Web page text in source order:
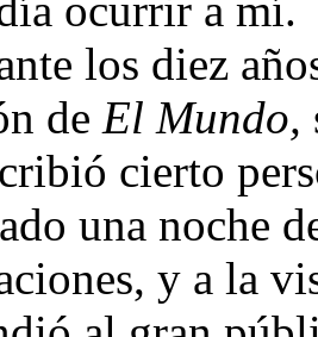
los diez
de El Mundo,
cierto
una noche
y a la